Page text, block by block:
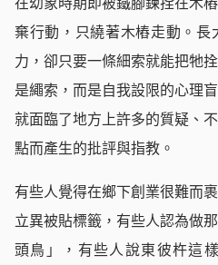
在幼象時期即被鐵腳鍊拴在木
棄行動，只繞著木樁走動。
力，卻只要一條細索就能把牠
是繩索，而是自我設限的心理
就面臨了地方上許多的質疑、
點而產生的批評與指教。
有些人覺得在鄉下創業很難而
立異被貼標籤，有些人認為做
頭鳥」，有些人說東彼杵這